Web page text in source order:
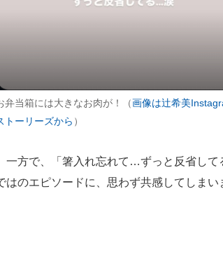
弁当箱には大きなお肉が！（画像は辻希美
トーリーズから ）
一方で、「箸入れ忘れて…ずっと反省して
はのエピソードに、思わず共感してしまい